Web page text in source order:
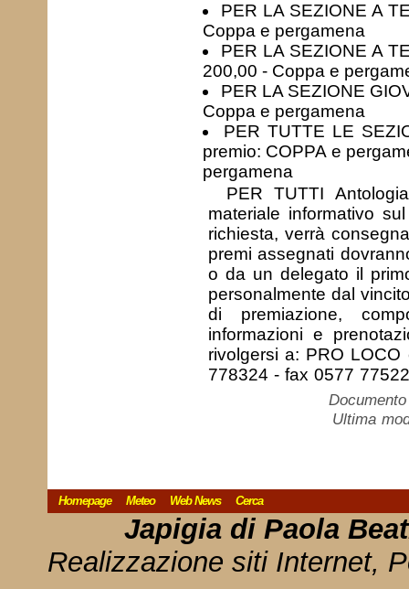
PER LA SEZIONE A
Coppa e pergamena
PER LA SEZIONE A
200,00 - Coppa e
PER LA SEZIONE
Coppa e pergamena
PER TUTTE LE
premio: COPPA e
pergamena
PER TUTTI
materiale informativo
richiesta, verrà
premi assegnati
o da un delegato il
personalmente dal
di premiazione,
informazioni e
rivolgersi a: PRO
778324 - fax 0577
Ultima
Homepage Meteo Web News Cerca
Japigia di Paola
Realizzazione siti Internet,